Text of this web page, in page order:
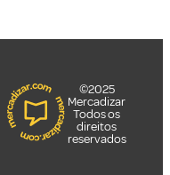
©2025
Mercadizar
Todos os
direitos
reservados